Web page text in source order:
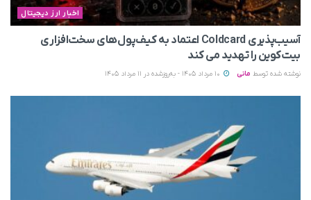
اخبار ارز دیجیتال
آسیب‌پذیری Coldcard اعتماد به کیف‌پول‌های سخت‌افزاری
بیت‌کوین را تهدید می‌ کند
نوشته شده توسط مانی